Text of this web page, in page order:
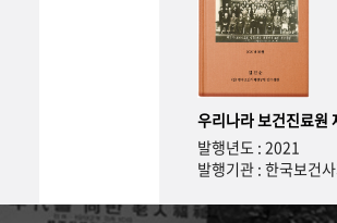
우리나라 보건진료원
발행년도 : 2021
발행기관 : 한국보건